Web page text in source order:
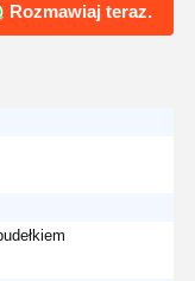
Rozmawiaj teraz.